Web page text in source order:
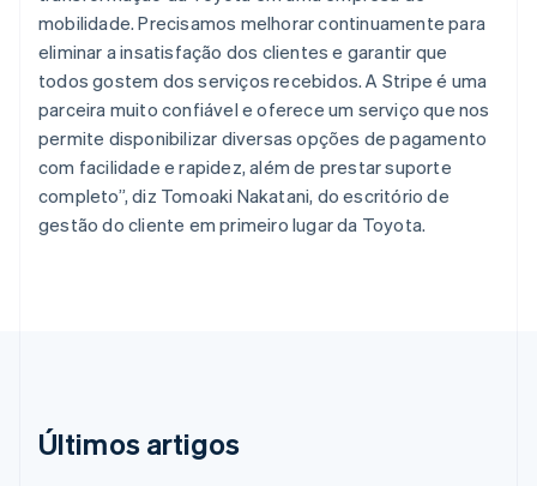
mobilidade. Precisamos melhorar continuamente para
eliminar a insatisfação dos clientes e garantir que
todos gostem dos serviços recebidos. A Stripe é uma
parceira muito confiável e oferece um serviço que nos
permite disponibilizar diversas opções de pagamento
com facilidade e rapidez, além de prestar suporte
completo”, diz Tomoaki Nakatani, do escritório de
gestão do cliente em primeiro lugar da Toyota.
Últimos artigos
EnglishItaliano
Dinamarca
English
Emirados Árabes Unidos
English
Eslováquia
English
Eslovênia
EnglishItaliano
França